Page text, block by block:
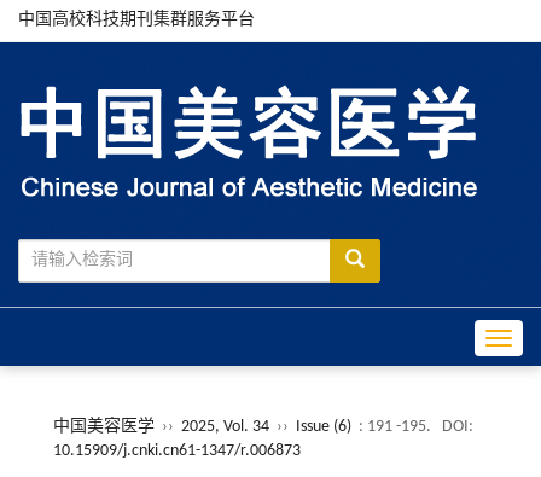
中国高校科技期刊集群服务平台
中国美容医学 ›› 2025, Vol. 34 ›› Issue (6) : 191 -195.
DOI:
10.15909/j.cnki.cn61-1347/r.006873